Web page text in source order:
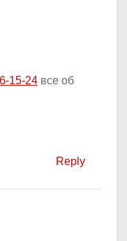
15-24 все об
Reply